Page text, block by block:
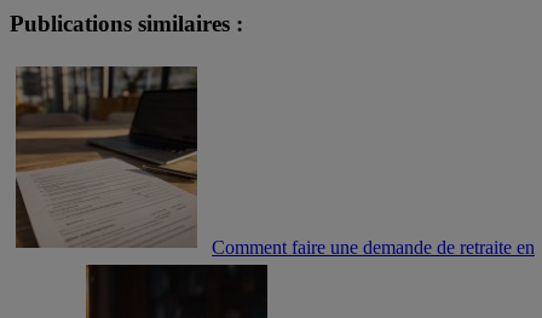
Publications similaires :
Comment faire une demande de retraite en